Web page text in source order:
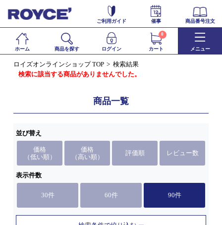
ご利用ガイド 催事 商品番号注文
ホーム 商品を探す ログイン カート
0
メニュー
ロイズオンラインショップ TOP
検索結果
検索に該当する商品がありませんでした。
商品一覧
並び替え
価格
（低い順）
価格
（高い順）
評価順 レビュー数
表示件数
30件 60件 90件